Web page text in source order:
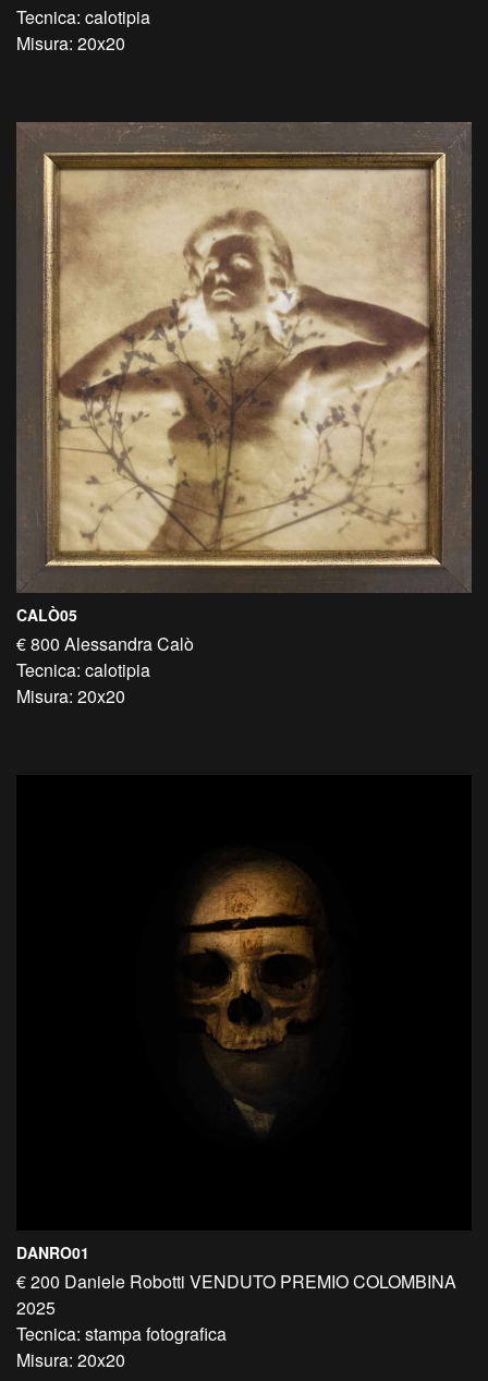
Tecnica: calotipia
Misura: 20x20
CALÒ05
€ 800 Alessandra Calò
Tecnica: calotipia
Misura: 20x20
DANRO01
€ 200 Daniele Robotti VENDUTO PREMIO COLOMBINA
2025
Tecnica: stampa fotografica
Misura: 20x20